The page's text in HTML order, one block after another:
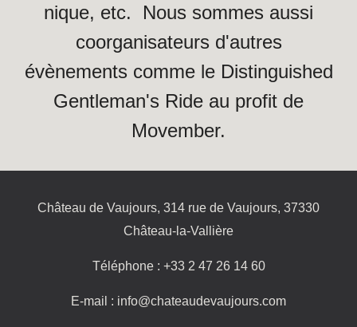
nique, etc. Nous sommes aussi
coorganisateurs d'autres
évènements comme le Distinguished
Gentleman's Ride au profit de
Movember.
Château de Vaujours, 314 rue de Vaujours, 37330
Château-la-Vallière
Téléphone : +33 2 47 26 14 60
E-mail : info@chateaudevaujours.com